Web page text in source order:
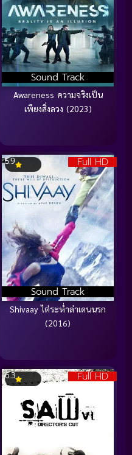
Sound Track
Awareness ความจริงเป็น
เพียงสิ่งลวง (2023)
Full HD
Sound Track
5.9
Shivaay ไต่ระห่ำล่าเดนนรก
(2016)
Full HD
6.3